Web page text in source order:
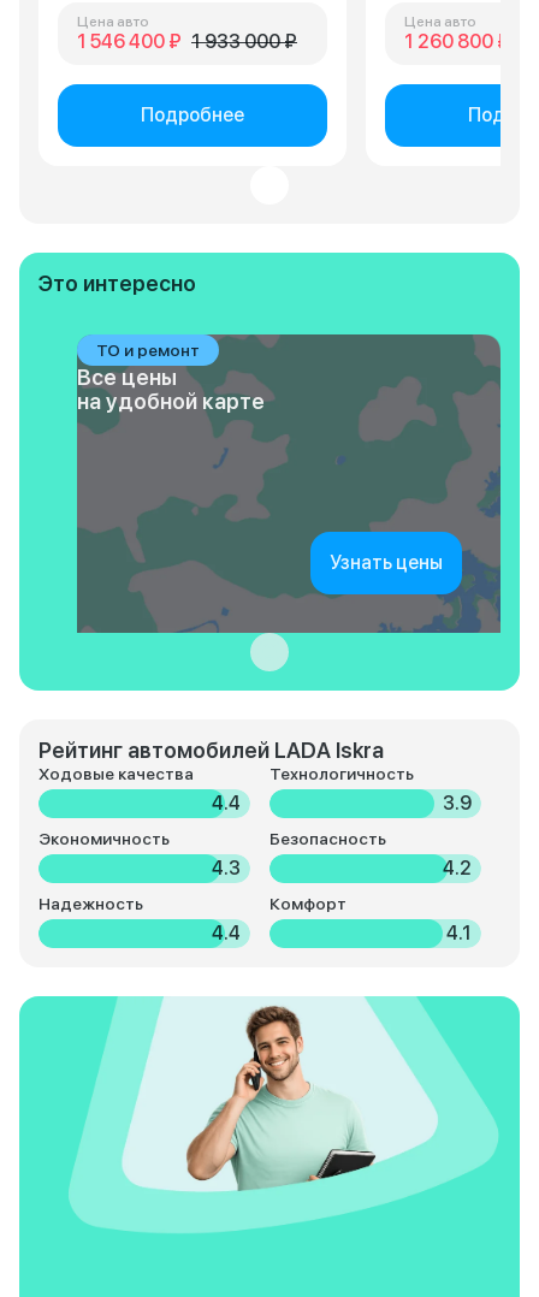
Цена авто
1 546 400 ₽ 1 933 000 ₽
Подробнее
Цена авто
1 260 800 ₽
Это интересно
ТО и ремонт
Все цены
на удобной карте
Узнать цены
Рейтинг автомобилей LADA Iskra
Ходовые качества
4.4
Технологичность
3.9
Экономичность
4.3
Безопасность
4.2
Надежность
4.4
Комфорт
4.1